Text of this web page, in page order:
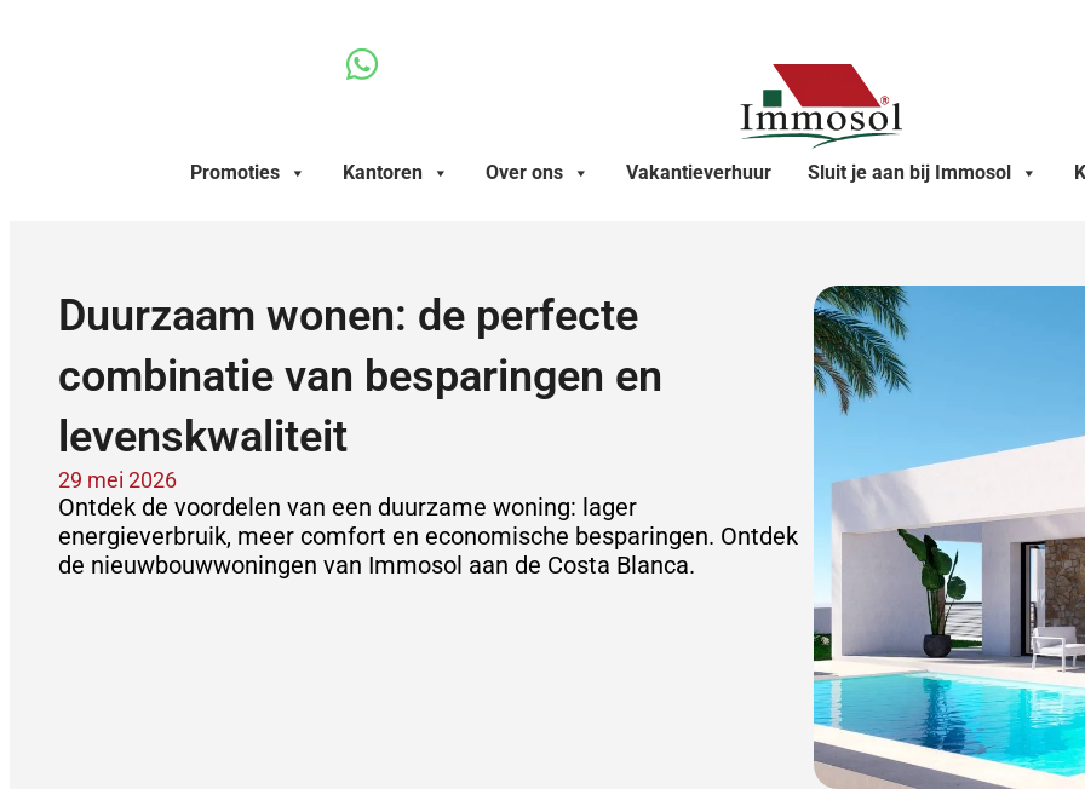
Promoties Kantoren Over ons Vakantieverhuur Sluit je aan bij Immosol
Duurzaam wonen: de perfecte
combinatie van besparingen en
levenskwaliteit
29 mei 2026
Ontdek de voordelen van een duurzame woning: lager
energieverbruik, meer comfort en economische besparingen. Ontdek
de nieuwbouwwoningen van Immosol aan de Costa Blanca.